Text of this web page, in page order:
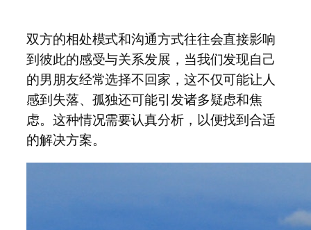
双方的相处模式和沟通方式往往会直接影响
到彼此的感受与关系发展，当我们发现自己
的男朋友经常选择不回家，这不仅可能让人
感到失落、孤独还可能引发诸多疑虑和焦
虑。这种情况需要认真分析，以便找到合适
的解决方案。